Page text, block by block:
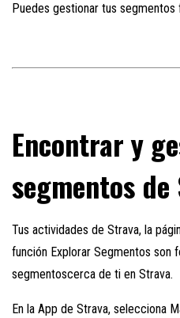
Puedes gestionar tus
Encontrar y
segmentos de
Tus actividades de Strava, la
función Explorar Segmentos son
segmentoscerca de ti en Strava.
En la App de Strava, selecciona